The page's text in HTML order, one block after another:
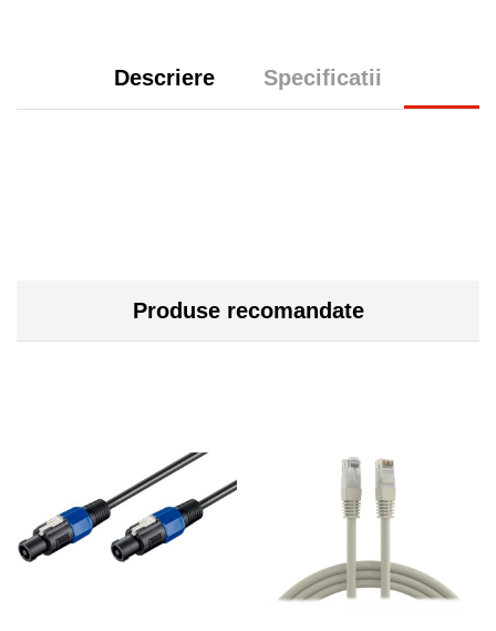
Descriere Specificatii
Produse recomandate